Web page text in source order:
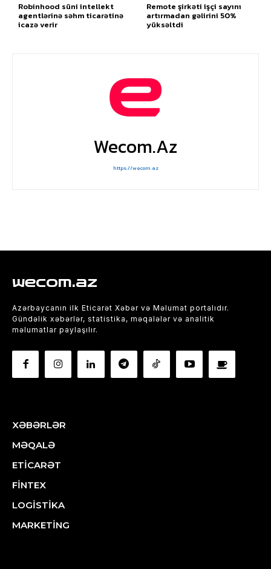
Robinhood süni intellekt
agentlərinə səhm ticarətinə
icazə verir
Remote şirkəti işçi sayını
artırmadan gəlirini 50%
yüksəltdi
Wecom.az
https://wecom.az
wecom.az
Azərbaycanın ilk Eticarət Xəbər və Məlumat portalıdır.
Gündəlik xəbərlər, statistika, məqalələr və analitik
məlumatlar paylaşılır.
XƏBƏRLƏR
MƏQALƏ
ETİCARƏT
FİNTEX
LOGİSTİKA
MARKETİNG